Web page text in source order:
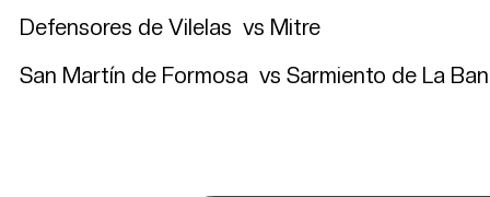
Defensores de Vilelas vs Mitre
San Martín de Formosa vs Sarmiento de La